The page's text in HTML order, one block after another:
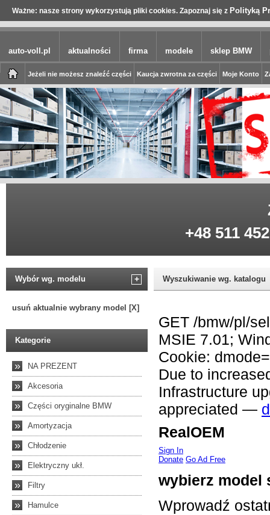
Ważne: nasze strony wykorzystują pliki cookies. Zapoznaj się z Polityką
auto-voll.pl aktualności firma modele sklep BMW
Jeżeli nie możesz znaleźć części Kaucja zwrotna za części Moje Konto
+48 511
Wybór wg. modelu +
usuń aktualnie wybrany model [X]
Kategorie
» NA PREZENT
» Akcesoria
» Części oryginalne BMW
» Amortyzacja
» Chłodzenie
» Elektryczny ukł.
» Filtry
» Hamulce
Wyszukiwanie wg. katalogu